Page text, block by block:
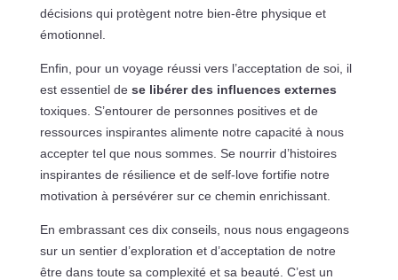
décisions qui protègent notre bien-être physique et
émotionnel.
Enfin, pour un voyage réussi vers l’acceptation de soi, il
est essentiel de se libérer des influences externes
toxiques. S’entourer de personnes positives et de
ressources inspirantes alimente notre capacité à nous
accepter tel que nous sommes. Se nourrir d’histoires
inspirantes de résilience et de self-love fortifie notre
motivation à persévérer sur ce chemin enrichissant.
En embrassant ces dix conseils, nous nous engageons
sur un sentier d’exploration et d’acceptation de notre
être dans toute sa complexité et sa beauté. C’est un